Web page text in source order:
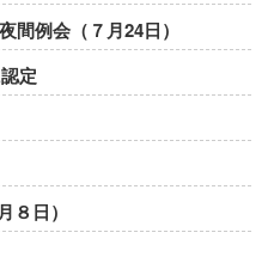
例会（７月24日）
定
８日）